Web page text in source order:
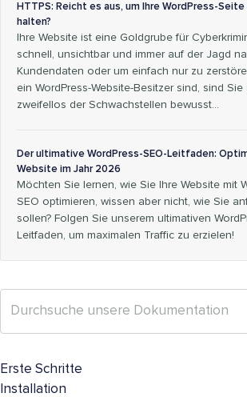
HTTPS: Reicht es aus, um Ihre WordPress-
halten?
Ihre Website ist eine Goldgrube für
schnell, unsichtbar und immer auf der Jagd
Kundendaten oder um einfach nur zu
ein WordPress-Website-Besitzer sind, sind Sie
zweifellos der Schwachstellen bewusst...
Der ultimative WordPress-SEO-Leitfaden:
Website im Jahr 2026
Möchten Sie lernen, wie Sie Ihre Website mit
SEO optimieren, wissen aber nicht, wie Sie
sollen? Folgen Sie unserem ultimativen
Leitfaden, um maximalen Traffic zu erzielen!
Erste Schritte
Installation